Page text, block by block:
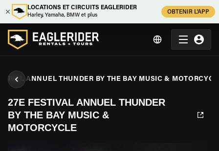
LOCATIONS ET CIRCUITS EAGLERIDER
Harley, Yamaha, BMW et plus
OBTENIR L'APP
ANNUEL THUNDER BY THE BAY MUSIC &
27E FESTIVAL ANNUEL THUNDER
BY THE BAY MUSIC &
MOTORCYCLE